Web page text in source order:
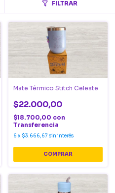
FILTRAR
Mate Térmico Stitch Celeste
$22.000,00
$18.700,00 con
Transferencia
6 x $3.666,67 sin interés